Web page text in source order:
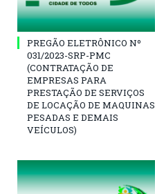
PREGÃO ELETRÔNICO Nº
031/2023-SRP-PMC
(CONTRATAÇÃO DE
EMPRESAS PARA
PRESTAÇÃO DE SERVIÇOS
DE LOCAÇÃO DE MAQUINAS
PESADAS E DEMAIS
VEÍCULOS)